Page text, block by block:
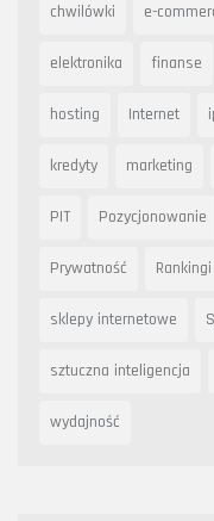
chwilówki e-
elektronika finanse
hosting Internet
kredyty marketing
PIT Pozycjonowanie
Prywatność Rankingi
sklepy internetowe
sztuczna inteligencja
wydajność